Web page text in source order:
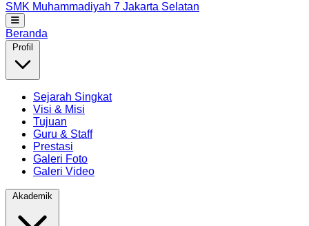
SMK Muhammadiyah 7 Jakarta Selatan
Beranda
Sejarah Singkat
Visi & Misi
Tujuan
Guru & Staff
Prestasi
Galeri Foto
Galeri Video